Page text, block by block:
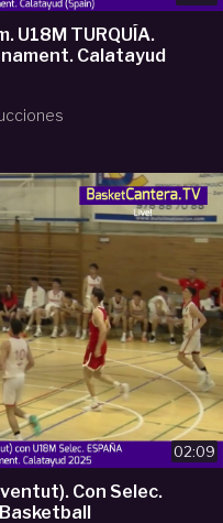
U18M TURQUÍA.
Calatayud
02:09
Con Selec.